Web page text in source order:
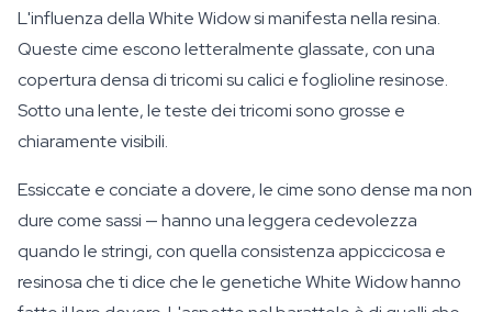
L'influenza della White Widow si manifesta nella resina.
Queste cime escono letteralmente glassate, con una
copertura densa di tricomi su calici e foglioline resinose.
Sotto una lente, le teste dei tricomi sono grosse e
chiaramente visibili.
Essiccate e conciate a dovere, le cime sono dense ma non
dure come sassi — hanno una leggera cedevolezza
quando le stringi, con quella consistenza appiccicosa e
resinosa che ti dice che le genetiche White Widow hanno